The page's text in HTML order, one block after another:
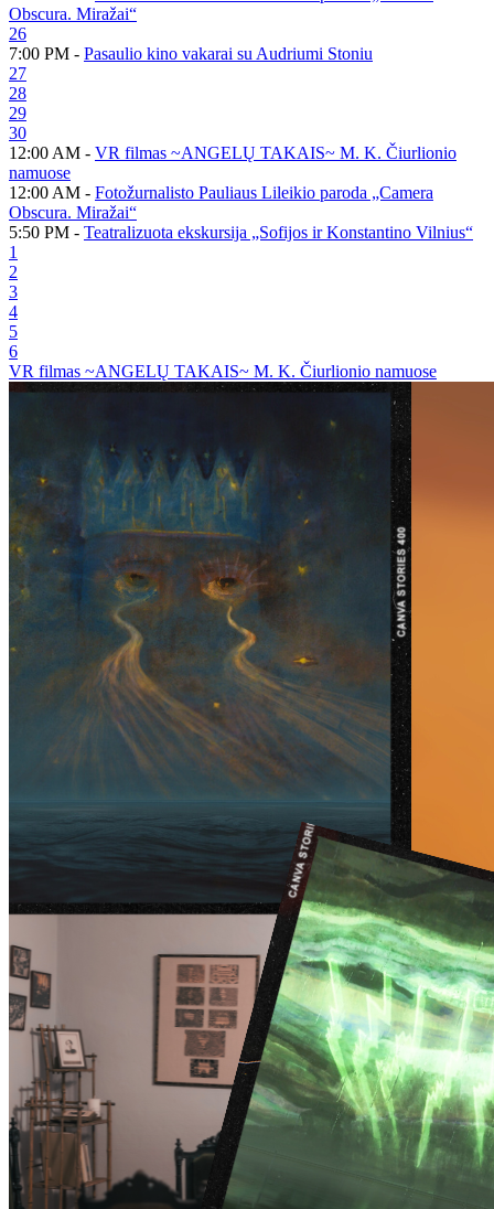
Obscura. Miražai“
26
7:00 PM - Pasaulio kino vakarai su Audriumi Stoniu
27
28
29
30
12:00 AM - VR filmas ~ANGELŲ TAKAIS~ M. K. Čiurlionio
namuose
12:00 AM - Fotožurnalisto Pauliaus Lileikio paroda „Camera
Obscura. Miražai“
5:50 PM - Teatralizuota ekskursija „Sofijos ir Konstantino Vilnius“
1
2
3
4
5
6
VR filmas ~ANGELŲ TAKAIS~ M. K. Čiurlionio namuose